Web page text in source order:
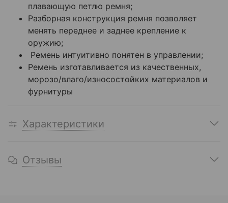
плавающую петлю ремня;
Разборная конструкция ремня позволяет
менять переднее и заднее крепление к
оружию;
Ремень интуитивно понятен в управлении;
Ремень изготавливается из качественных,
морозо/влаго/износостойких материалов и
фурнитуры
Характеристики
Отзывы